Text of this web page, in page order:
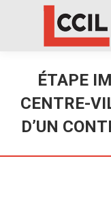
ÉTAPE
CENTRE-
D’UN